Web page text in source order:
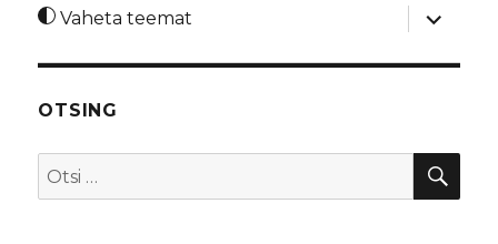
Vaheta teemat
laienda
OTSING
Otsi: